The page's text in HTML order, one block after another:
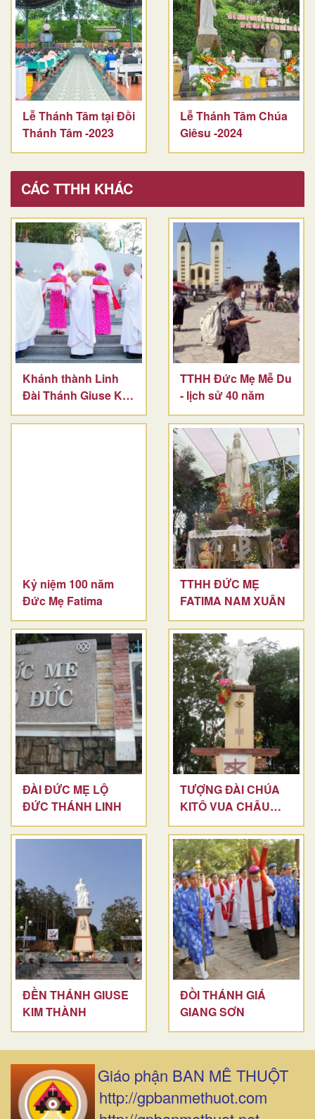
Lễ Thánh Tâm tại Đồi
Thánh Tâm -2023
Lễ Thánh Tâm Chúa
Giêsu -2024
CÁC TTHH KHÁC
Khánh thành Linh
Đài Thánh Giuse Kim
Thành
TTHH Đức Mẹ Mễ Du
- lịch sử 40 năm
Kỷ niệm 100 năm
Đức Mẹ Fatima
TTHH ĐỨC MẸ
FATIMA NAM XUÂN
ĐÀI ĐỨC MẸ LỘ
ĐỨC THÁNH LINH
TƯỢNG ĐÀI CHÚA
KITÔ VUA CHÂU
SƠN
ĐỀN THÁNH GIUSE
KIM THÀNH
ĐỒI THÁNH GIÁ
GIANG SƠN
Giáo phận BAN MÊ THUỘT
http://gpbanmethuot.com